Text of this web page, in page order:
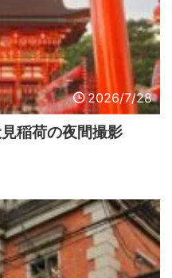
2026/7/28
稲荷の夜間撮影